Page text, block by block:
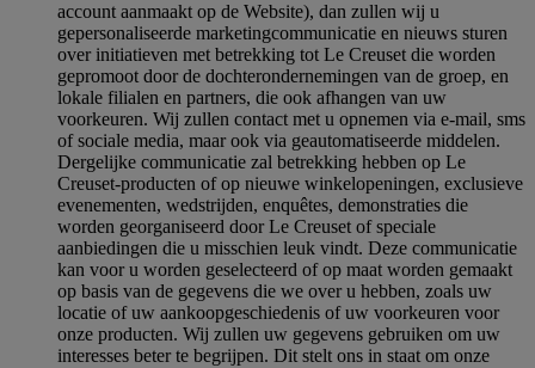
account aanmaakt op de Website), dan zullen wij u
gepersonaliseerde marketingcommunicatie en nieuws sturen
over initiatieven met betrekking tot Le Creuset die worden
gepromoot door de dochterondernemingen van de groep, en
lokale filialen en partners, die ook afhangen van uw
voorkeuren. Wij zullen contact met u opnemen via e-mail, sms
of sociale media, maar ook via geautomatiseerde middelen.
Dergelijke communicatie zal betrekking hebben op Le
Creuset-producten of op nieuwe winkelopeningen, exclusieve
evenementen, wedstrijden, enquêtes, demonstraties die
worden georganiseerd door Le Creuset of speciale
aanbiedingen die u misschien leuk vindt. Deze communicatie
kan voor u worden geselecteerd of op maat worden gemaakt
op basis van de gegevens die we over u hebben, zoals uw
locatie of uw aankoopgeschiedenis of uw voorkeuren voor
onze producten. Wij zullen uw gegevens gebruiken om uw
interesses beter te begrijpen. Dit stelt ons in staat om onze